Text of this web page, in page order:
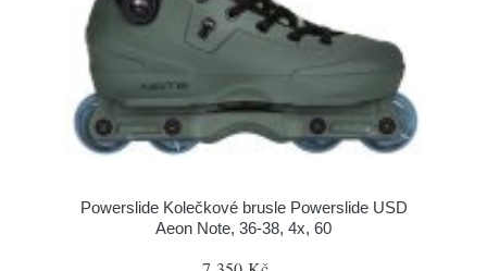
Powerslide Kolečkové brusle Powerslide USD
Aeon Note, 36-38, 4x, 60